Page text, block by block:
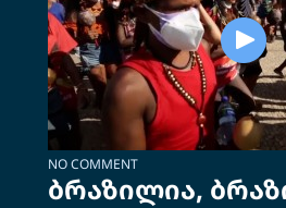
NO COMMENT
ბრაზილია,